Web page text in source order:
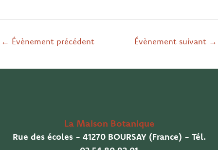
← Évènement précédent Évènement suivant →
La Maison Botanique
Rue des écoles - 41270 BOURSAY (France) - Tél.